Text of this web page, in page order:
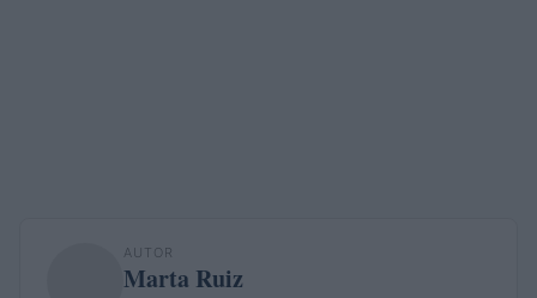
AUTOR
Marta Ruiz